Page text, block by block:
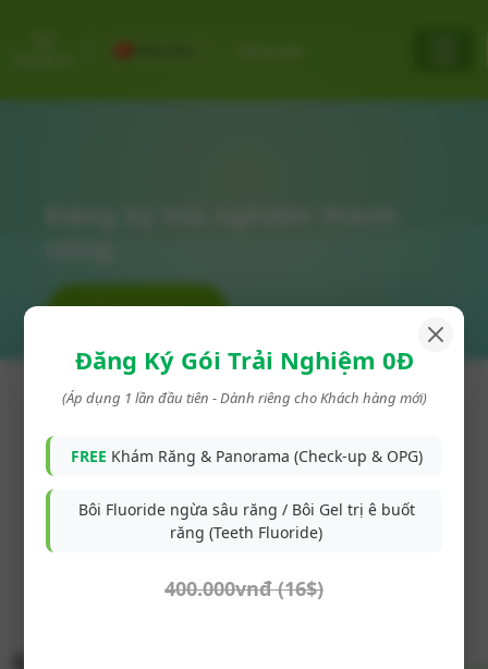
Book Now
Trang chủ »Đăng ký trải nghiệm thành công
Jump to:
Đăng Ký Gói Trải Nghiệm 0Đ
(Áp dụng 1 lần đầu tiên - Dành riêng cho Khách hàng mới)
FREE Khám Răng & Panorama (Check-up & OPG)
Bôi Fluoride ngừa sâu răng / Bôi Gel trị ê buốt
răng (Teeth Fluoride)
400.000vnđ (16$)